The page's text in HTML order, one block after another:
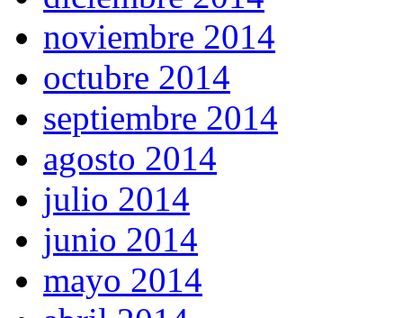
noviembre 2014
octubre 2014
septiembre 2014
agosto 2014
julio 2014
junio 2014
mayo 2014